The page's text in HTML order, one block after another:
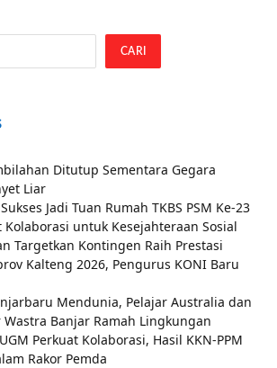
CARI
Ditutup Sementara Gegara
Liar
Jadi Tuan Rumah TKBS PSM Ke-23
Kolaborasi untuk Kesejahteraan Sosial
Targetkan Kontingen Raih Prestasi
Kalteng 2026, Pengurus KONI Baru
Mendunia, Pelajar Australia dan
Wastra Banjar Ramah Lingkungan
Perkuat Kolaborasi, Hasil KKN-PPM
Rakor Pemda